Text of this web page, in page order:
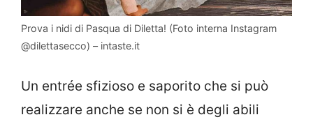
Prova i nidi di Pasqua di Diletta! (Foto interna Instagram
@dilettasecco) – intaste.it
Un entrée sfizioso e saporito che si può
realizzare anche se non si è degli abili